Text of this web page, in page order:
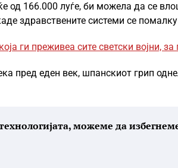
од 166.000 луѓе, би можела да се
здравствените системи се
ги преживеа сите светски војни,
пред еден век, шпанскиот грип
можеме да